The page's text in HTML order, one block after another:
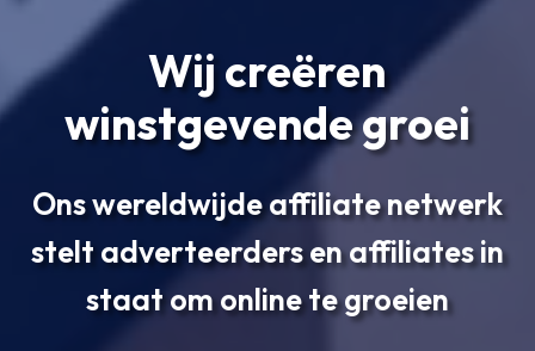
Wij creëren
winstgevende groei
Ons wereldwijde affiliate netwerk
stelt adverteerders en affiliates in
staat om online te groeien